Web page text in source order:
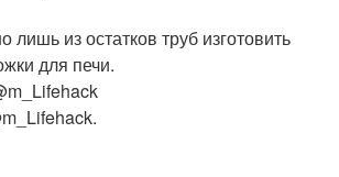
лишь из остатков труб изготовить
для печи.